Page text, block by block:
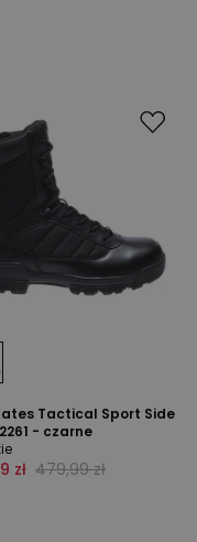
Tactical Sport Side
- czarne
zł 479,99 zł